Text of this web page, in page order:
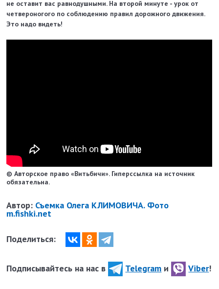
не оставит вас равнодушными. На второй минуте - урок от
четвероногого по соблюдению правил дорожного движения.
Это надо видеть!
© Авторское право «Витьбичи». Гиперссылка на источник
обязательна.
Автор: Съемка Олега КЛИМОВИЧА. Фото
m.fishki.net
Поделиться:
Подписывайтесь на нас в Telegram и Viber!